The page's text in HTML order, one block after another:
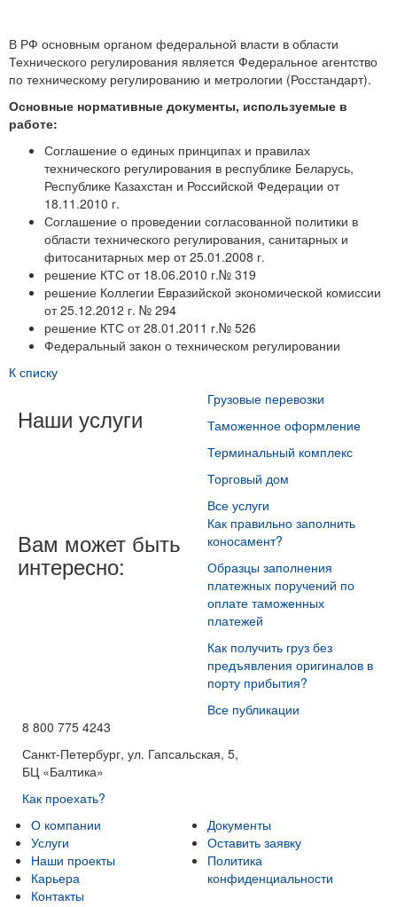
В РФ основным органом федеральной власти в области
Технического регулирования является Федеральное агентство
по техническому регулированию и метрологии (Росстандарт).
Основные нормативные документы, используемые в
работе:
Соглашение о единых принципах и правилах
технического регулирования в республике Беларусь,
Республике Казахстан и Российской Федерации от
18.11.2010 г.
Соглашение о проведении согласованной политики в
области технического регулирования, санитарных и
фитосанитарных мер от 25.01.2008 г.
решение КТС от 18.06.2010 г.№ 319
решение Коллегии Евразийской экономической комиссии
от 25.12.2012 г. № 294
решение КТС от 28.01.2011 г.№ 526
Федеральный закон о техническом регулировании
К списку
Наши услуги
Грузовые перевозки
Таможенное оформление
Терминальный комплекс
Торговый дом
Все услуги
Вам может быть
интересно:
Как правильно заполнить
коносамент?
Образцы заполнения
платежных поручений по
оплате таможенных
платежей
Как получить груз без
предъявления оригиналов в
порту прибытия?
Все публикации
8 800 775 4243
Санкт-Петербург, ул. Гапсальская, 5,
БЦ «Балтика»
Как проехать?
О компании
Услуги
Наши проекты
Карьера
Контакты
Документы
Оставить заявку
Политика
конфиденциальности